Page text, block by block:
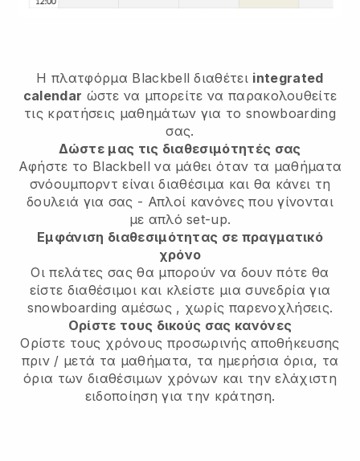
Η πλατφόρμα Blackbell διαθέτει integrated
calendar ώστε να μπορείτε να παρακολουθείτε
τις κρατήσεις μαθημάτων για το snowboarding
σας.
Δώστε μας τις διαθεσιμότητές σας
Αφήστε το Blackbell να μάθειόταν τα μαθήματα
σνόουμπορντ είναι διαθέσιμα και θα κάνει τη
δουλειά για σας - Απλοί κανόνες που γίνονται
με απλό set-up.
Εμφάνιση διαθεσιμότητας σε πραγματικό
χρόνο
Οι πελάτες σας θα μπορούν να δουν πότε θα
είστε διαθέσιμοι και κλείστε μια συνεδρία για
snowboarding αμέσως, χωρίς παρενοχλήσεις.
Ορίστε τους δικούς σας κανόνες
Ορίστε τους χρόνους προσωρινής αποθήκευσης
πριν / μετά τα μαθήματα, τα ημερήσια όρια, τα
όρια των διαθέσιμων χρόνων και την ελάχιστη
ειδοποίηση για την κράτηση.